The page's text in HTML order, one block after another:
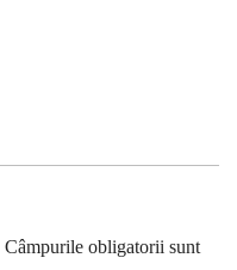
Câmpurile obligatorii sunt